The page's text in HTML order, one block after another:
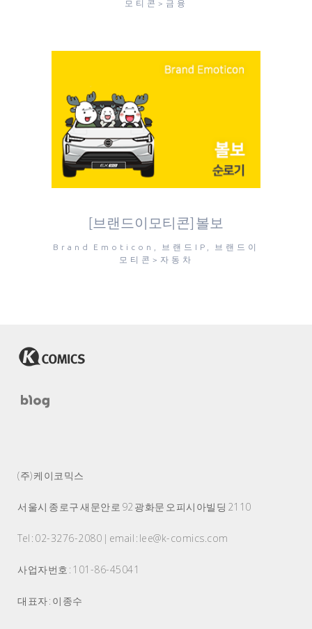
모티콘>금융
[브랜드이모티콘] 볼보
Brand Emoticon, 브랜드IP, 브랜드이
모티콘>자동차
(주) 케이코믹스
서울시 종로구 새문안로 92 광화문 오피시아빌딩 2110
Tel : 02-3276-2080 | email : lee@k-comics.com
사업자번호 : 101-86-45041
대표자 : 이종수